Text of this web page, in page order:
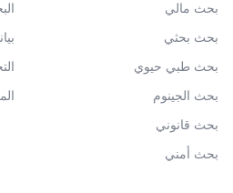
بحث مالي
بحث بحثي
بحث طبي حيوي
بحث الجينوم
بحث قانوني
بحث أمني